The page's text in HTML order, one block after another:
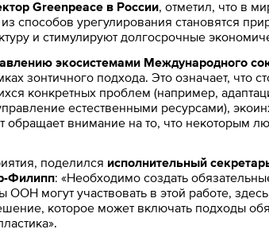
Greenpeace в России, отметил, что в
способов урегулирования становятся
и стимулируют долгосрочные
экосистемами Международного
зонтичного подхода. Это означает, что
конкретных проблем (например,
естественными ресурсами),
внимание на то, что некоторым
поделился исполнительный
Филипп: «Необходимо создать
могут участвовать в этой работе,
которое может включать подходы